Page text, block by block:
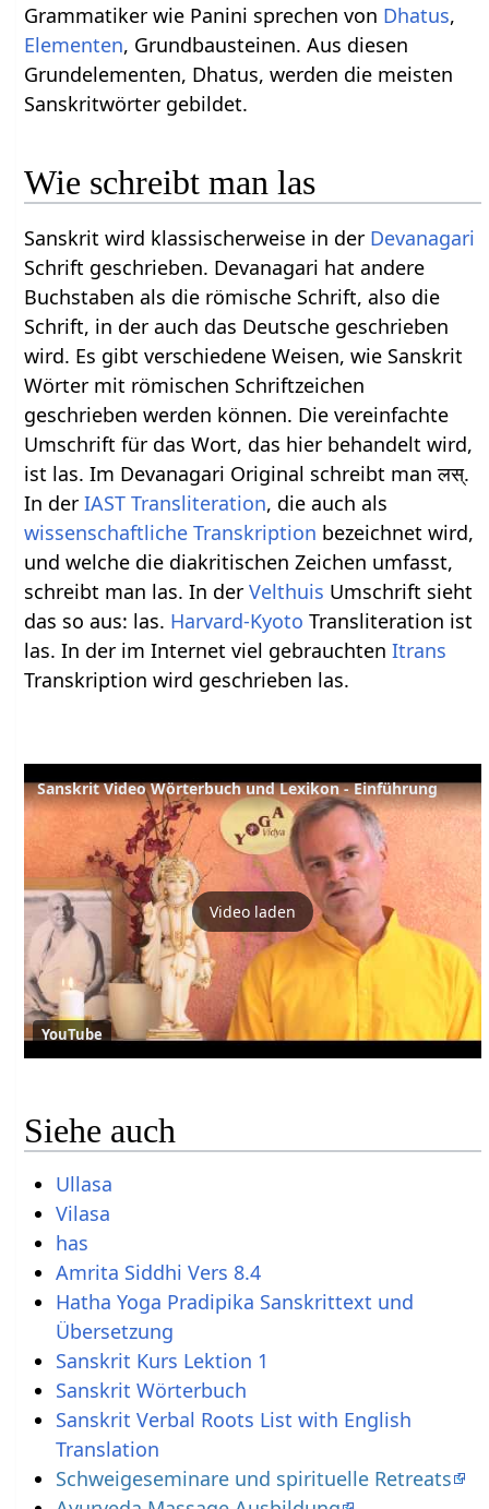
Grammatiker wie Panini sprechen von Dhatus,
Elementen, Grundbausteinen. Aus diesen
Grundelementen, Dhatus, werden die meisten
Sanskritwörter gebildet.
Wie schreibt man las
Sanskrit wird klassischerweise in der Devanagari
Schrift geschrieben. Devanagari hat andere
Buchstaben als die römische Schrift, also die
Schrift, in der auch das Deutsche geschrieben
wird. Es gibt verschiedene Weisen, wie Sanskrit
Wörter mit römischen Schriftzeichen
geschrieben werden können. Die vereinfachte
Umschrift für das Wort, das hier behandelt wird,
ist las. Im Devanagari Original schreibt man लस्.
In derIAST Transliteration, die auch als
wissenschaftliche Transkription bezeichnet wird,
und welche die diakritischen Zeichen umfasst,
schreibt man las. In derVelthuis Umschrift sieht
das so aus: las. Harvard-Kyoto Transliteration ist
las. In der im Internet viel gebrauchtenItrans
Transkription wird geschrieben las.
Sanskrit Video Wörterbuch und Lexikon - Einführung
Video laden
YouTube
Siehe auch
Ullasa
Vilasa
has
Amrita Siddhi Vers 8.4
Hatha Yoga Pradipika Sanskrittext und
Übersetzung
Sanskrit Kurs Lektion 1
Sanskrit Wörterbuch
Sanskrit Verbal Roots List with English
Translation
Schweigeseminare und spirituelle Retreats